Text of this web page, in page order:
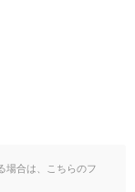
場合は、こちらのフ